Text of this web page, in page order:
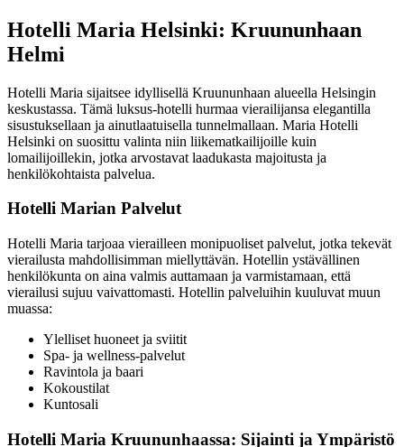
Hotelli Maria Helsinki: Kruununhaan
Helmi
Hotelli Maria sijaitsee idyllisellä Kruununhaan alueella Helsingin
keskustassa. Tämä luksus-hotelli hurmaa vierailijansa elegantilla
sisustuksellaan ja ainutlaatuisella tunnelmallaan. Maria Hotelli
Helsinki on suosittu valinta niin liikematkailijoille kuin
lomailijoillekin, jotka arvostavat laadukasta majoitusta ja
henkilökohtaista palvelua.
Hotelli Marian Palvelut
Hotelli Maria tarjoaa vierailleen monipuoliset palvelut, jotka tekevät
vierailusta mahdollisimman miellyttävän. Hotellin ystävällinen
henkilökunta on aina valmis auttamaan ja varmistamaan, että
vierailusi sujuu vaivattomasti. Hotellin palveluihin kuuluvat muun
muassa:
Ylelliset huoneet ja sviitit
Spa- ja wellness-palvelut
Ravintola ja baari
Kokoustilat
Kuntosali
Hotelli Maria Kruununhaassa: Sijainti ja Ympäristö